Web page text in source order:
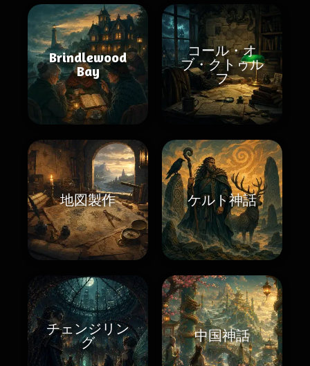
Brindlewood
Bay
コール・オ
ブ・クトゥル
フ
地図製作 ケルト神話
チェンジリン
グ
中国神話